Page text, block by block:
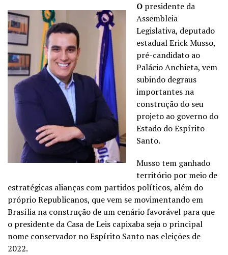
O presidente da
Assembleia
Legislativa, deputado
estadual Erick Musso,
pré-candidato ao
Palácio Anchieta, vem
subindo degraus
importantes na
construção do seu
projeto ao governo do
Estado do Espírito
Santo.
Musso tem ganhado
território por meio de
estratégicas alianças com partidos políticos, além do
próprio Republicanos, que vem se movimentando em
Brasília na construção de um cenário favorável para que
o presidente da Casa de Leis capixaba seja o principal
nome conservador no Espírito Santo nas eleições de
2022.